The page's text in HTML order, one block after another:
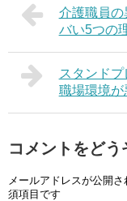
介護職員
バい5つの
スタンド
職場環境
コメントをどう
メールアドレスが公開さ
須項目です